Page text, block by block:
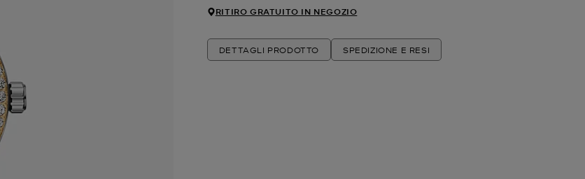
RITIRO GRATUITO IN NEGOZIO
DETTAGLI PRODOTTO SPEDIZIONE E RESI